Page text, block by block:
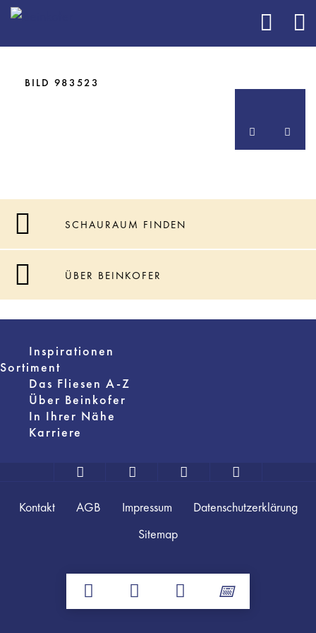
BILD 905631
BILD 983523
SCHAURAUM FINDEN
ÜBER BEINKOFER
Inspirationen
Sortiment
Das Fliesen A-Z
Über Beinkofer
In Ihrer Nähe
Karriere
Kontakt AGB Impressum
Datenschutzerklärung
Sitemap